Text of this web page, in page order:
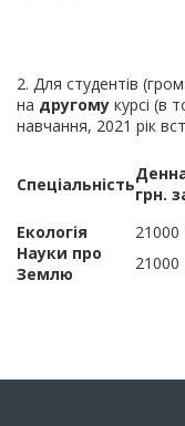
2. Для студентів
на другому курсі (в
навчання, 2021 рік
Спеціальністьгрн.
Екологія
21000
Науки про
Землю
21000